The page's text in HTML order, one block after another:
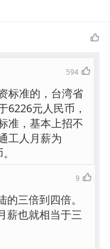
594
标准的，台湾省
6226元人民币，
准，基本上招不
工人月薪为
9
三倍到四倍。
薪也就相当于三